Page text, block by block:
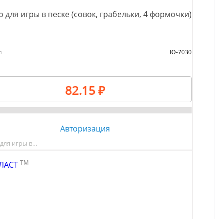
для игры в песке (совок, грабельки, 4 формочки)
Ю-7030
82.15 ₽
Авторизация
игры в…
TM